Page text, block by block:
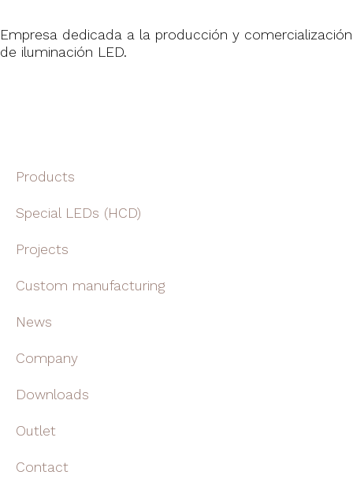
Empresa dedicada a la producción y comercialización
de iluminación LED.
Products
Special LEDs (HCD)
Projects
Custom manufacturing
News
Company
Downloads
Outlet
Contact